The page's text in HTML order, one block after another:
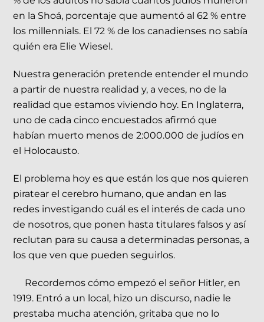
en la Shoá, porcentaje que aumentó al 62 % entre
los millennials. El 72 % de los canadienses no sabía
quién era Elie Wiesel.
Nuestra generación pretende entender el mundo
a partir de nuestra realidad y, a veces, no de la
realidad que estamos viviendo hoy. En Inglaterra,
uno de cada cinco encuestados afirmó que
habían muerto menos de 2:000.000 de judíos en
el Holocausto.
El problema hoy es que están los que nos quieren
piratear el cerebro humano, que andan en las
redes investigando cuál es el interés de cada uno
de nosotros, que ponen hasta titulares falsos y así
reclutan para su causa a determinadas personas, a
los que ven que pueden seguirlos.
Recordemos cómo empezó el señor Hitler, en
1919. Entró a un local, hizo un discurso, nadie le
prestaba mucha atención, gritaba que no lo